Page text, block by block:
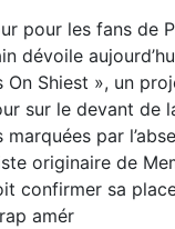
pour les fans de
dévoile
On Shiest », un
sur le devant de
marquées par
originaire de
confirmer sa
amér